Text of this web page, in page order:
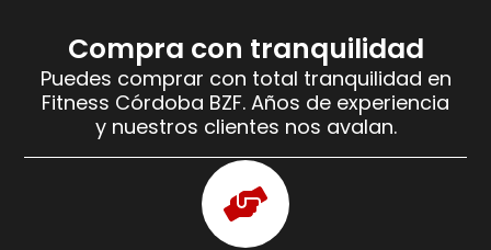
Compra con tranquilidad
Puedes comprar con total tranquilidad en
Fitness Córdoba BZF. Años de experiencia
y nuestros clientes nos avalan.